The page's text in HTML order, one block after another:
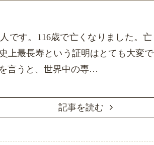
です。116歳で亡くなりました。
上最長寿という証明はとても大変
言うと、世界中の専…
記事を読む